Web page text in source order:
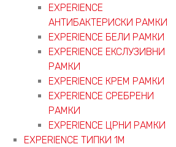
EXPERIENCE
АНТИБАКТЕРИСКИ РАМКИ
EXPERIENCE БЕЛИ РАМКИ
EXPERIENCE ЕКСЛУЗИВНИ
РАМКИ
EXPERIENCE КРЕМ РАМКИ
EXPERIENCE СРЕБРЕНИ
РАМКИ
EXPERIENCE ЦРНИ РАМКИ
EXPERIENCE ТИПКИ 1M